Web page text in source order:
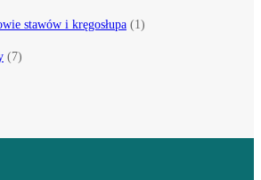
stawów i kręgosłupa (1)
(7)